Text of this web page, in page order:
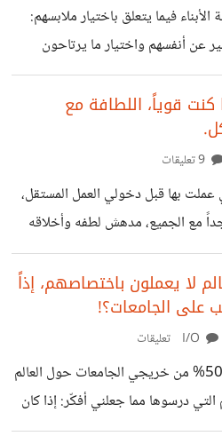
أريد أمور أكثر
الأبناء فيما يتعلق باختيار ملابسهم:
عن أنفسهم واختيار ما يرتاحون
أن رأي الأهل حول ما يناسب صورتهم
أهمية؟ ولماذا؟
كنت قوياً، اللطافة مع
بها قبل دخولي العمل المستقل،
مع الجميع، مدهش لطفه وأخلاقه
وبالتأكيد بسبب لطفه يفتقر إلى
شركتنا قيادة فريق لحل أزمة مع
التفاهم بلطف مع الموظفين
أو اتخاذ قرارات حازمة معهم،
مشكلته، استغل بعض الموظفين
وأيضاً زاد العميل من طلباته غير
لا يعملون باختصاصهم، إذاً
على الجامعات؟!
تشير الإحصاءات إلى أن 50% من خريجي الجامعات حول العالم
درسوها مما جعلني أفكّر: إذا كان
فرص عمل تتناسب مع مجالات